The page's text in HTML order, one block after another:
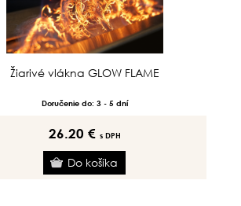
Žiarivé vlákna GLOW FLAME
Doručenie do: 3 - 5 dní
26.20 € s DPH